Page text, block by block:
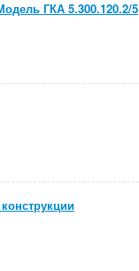
ГКА 5.300.120.2/5